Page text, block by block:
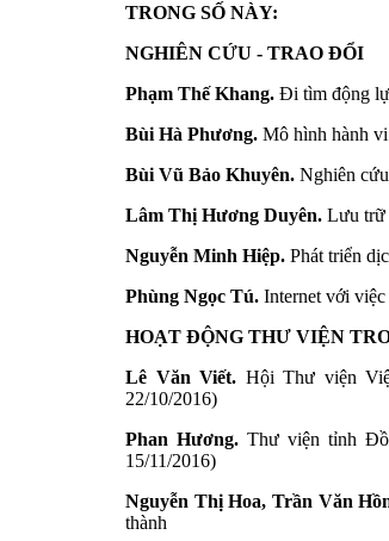
TRONG SỐ NÀY:
NGHIÊN CỨU - TRAO ĐỔI
Phạm Thế Khang. Đi tìm động
Bùi Hà Phương. Mô hình hành
Bùi Vũ Bảo Khuyên. Nghiên
Lâm Thị Hương Duyên. Lưu trữ
Nguyễn Minh Hiệp. Phát triển
Phùng Ngọc Tú. Internet với
HOẠT ĐỘNG THƯ VIỆN
Lê Văn Viết. Hội Thư viện
22/10/2016)
Phan Hương.Thư viện tỉnh
15/11/2016)
Nguyễn Thị Hoa, Trần Văn
thành